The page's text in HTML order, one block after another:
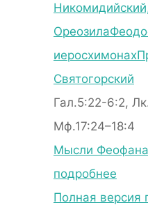
Ореозила
иеросхимонах
Святогорский
Гал.5:22-6:2,
Мф.17:24–18:4
Мысли
подробнее
Полная версия